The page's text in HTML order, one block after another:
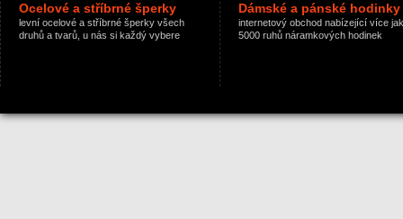
Ocelové a stříbrné šperky
levní ocelové a stříbrné šperky všech
druhů a tvarů, u nás si každý vybere
Dámské a pánské hodinky
internetový obchod nabízející více jak
5000 ruhů náramkových hodinek